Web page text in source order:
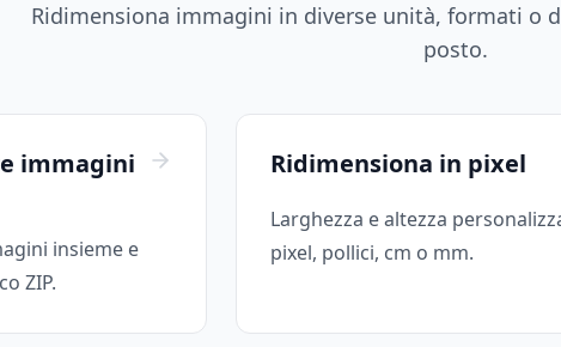
Ridimensiona immagini in diverse unità, formati o
posto.
immagini
insieme e
ZIP.
Ridimensiona in pixel
Larghezza e altezza
pixel, pollici, cm o mm.